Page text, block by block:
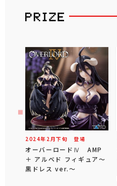
2024年 2 月下旬 登場
オーバーロードⅣ AMP
＋ アルベド フィギュア～
黒ドレス ver.～